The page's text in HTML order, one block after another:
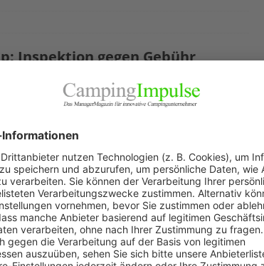
Inspektion gegen Gebühr
können sich künftig einer Inspektion durch
bewerten zu lassen. Nach der Auswahl durch
eine Einladung zur Anmeldung, die bei
[…]